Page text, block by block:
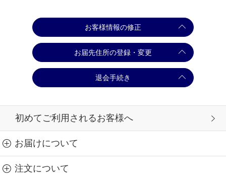
お客様情報の修正
お届先住所の登録・変更
退会手続き
初めてご利用されるお客様へ
お届けについて
注文について